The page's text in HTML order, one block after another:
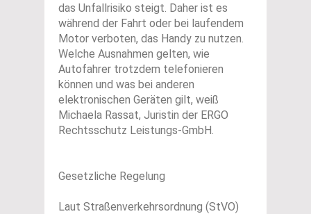
das Unfallrisiko steigt. Daher ist es
während der Fahrt oder bei laufendem
Motor verboten, das Handy zu nutzen.
Welche Ausnahmen gelten, wie
Autofahrer trotzdem telefonieren
können und was bei anderen
elektronischen Geräten gilt, weiß
Michaela Rassat, Juristin der ERGO
Rechtsschutz Leistungs-GmbH.
Gesetzliche Regelung
Laut Straßenverkehrsordnung (StVO)